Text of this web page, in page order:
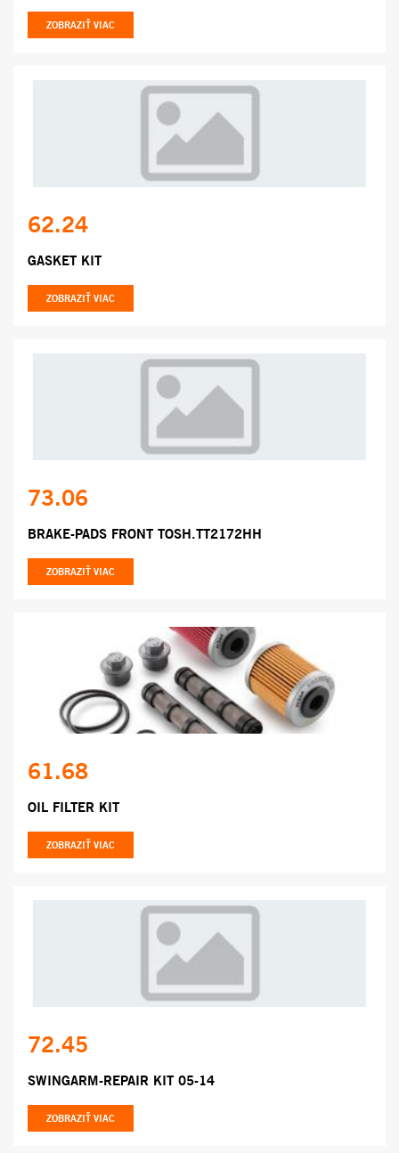
ZOBRAZIŤ VIAC
62.24
GASKET KIT
ZOBRAZIŤ VIAC
73.06
BRAKE-PADS FRONT TOSH.TT2172HH
ZOBRAZIŤ VIAC
61.68
OIL FILTER KIT
ZOBRAZIŤ VIAC
72.45
SWINGARM-REPAIR KIT 05-14
ZOBRAZIŤ VIAC